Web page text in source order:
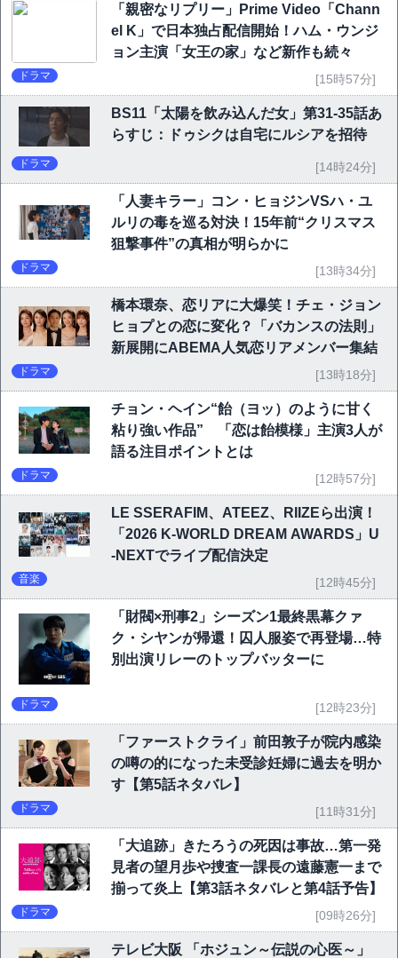
「親密なリプリー」Prime Video「Chann
el K」で日本独占配信開始！ハム・ウンジ
ョン主演「女王の家」など新作も続々
ドラマ [15時57分]
BS11「太陽を飲み込んだ女」第31-35話あ
らすじ：ドゥシクは自宅にルシアを招待
ドラマ [14時24分]
「人妻キラー」コン・ヒョジンVSハ・ユ
ルリの毒を巡る対決！15年前“クリスマス
狙撃事件”の真相が明らかに
ドラマ [13時34分]
橋本環奈、恋リアに大爆笑！チェ・ジョン
ヒョプとの恋に変化？「バカンスの法則」
新展開にABEMA人気恋リアメンバー集結
ドラマ [13時18分]
チョン・ヘイン“飴（ヨッ）のように甘く
粘り強い作品” 「恋は飴模様」主演3人が
語る注目ポイントとは
ドラマ [12時57分]
LE SSERAFIM、ATEEZ、RIIZEら出演！
「2026 K-WORLD DREAM AWARDS」U
-NEXTでライブ配信決定
音楽 [12時45分]
「財閥×刑事2」シーズン1最終黒幕クァ
ク・シヤンが帰還！囚人服姿で再登場…特
別出演リレーのトップバッターに
ドラマ [12時23分]
「ファーストクライ」前田敦子が院内感染
の噂の的になった未受診妊婦に過去を明か
す【第5話ネタバレ】
ドラマ [11時31分]
「大追跡」きたろうの死因は事故…第一発
見者の望月歩や捜査一課長の遠藤憲一まで
揃って炎上【第3話ネタバレと第4話予告】
ドラマ [09時26分]
テレビ大阪 「ホジュン～伝説の心医～」